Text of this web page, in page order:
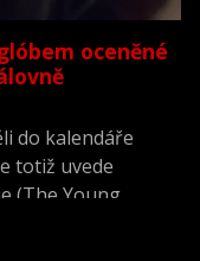
oceněné
do kalendáře
totiž uvede
(The Young